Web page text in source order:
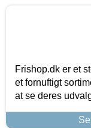
Frishop.dk er et
et fornuftigt
at se deres